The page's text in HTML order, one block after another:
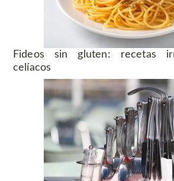
Fideos sin gluten: recetas
celíacos